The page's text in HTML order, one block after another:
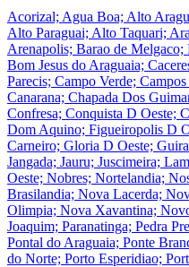
Acorizal; Agua Boa; Alto
Alto Paraguai; Alto Taquari;
Arenapolis; Barao de Melgaco;
Bom Jesus do Araguaia;
Parecis; Campo Verde;
Canarana; Chapada Dos
Confresa; Conquista D Oeste;
Dom Aquino; Figueiropolis D
Carneiro; Gloria D Oeste;
Jangada; Jauru; Juscimeira;
Oeste; Nobres; Nortelandia;
Brasilandia; Nova Lacerda;
Olimpia; Nova Xavantina;
Joaquim; Paranatinga; Pedra
Pontal do Araguaia; Ponte
do Norte; Porto Esperidiao;